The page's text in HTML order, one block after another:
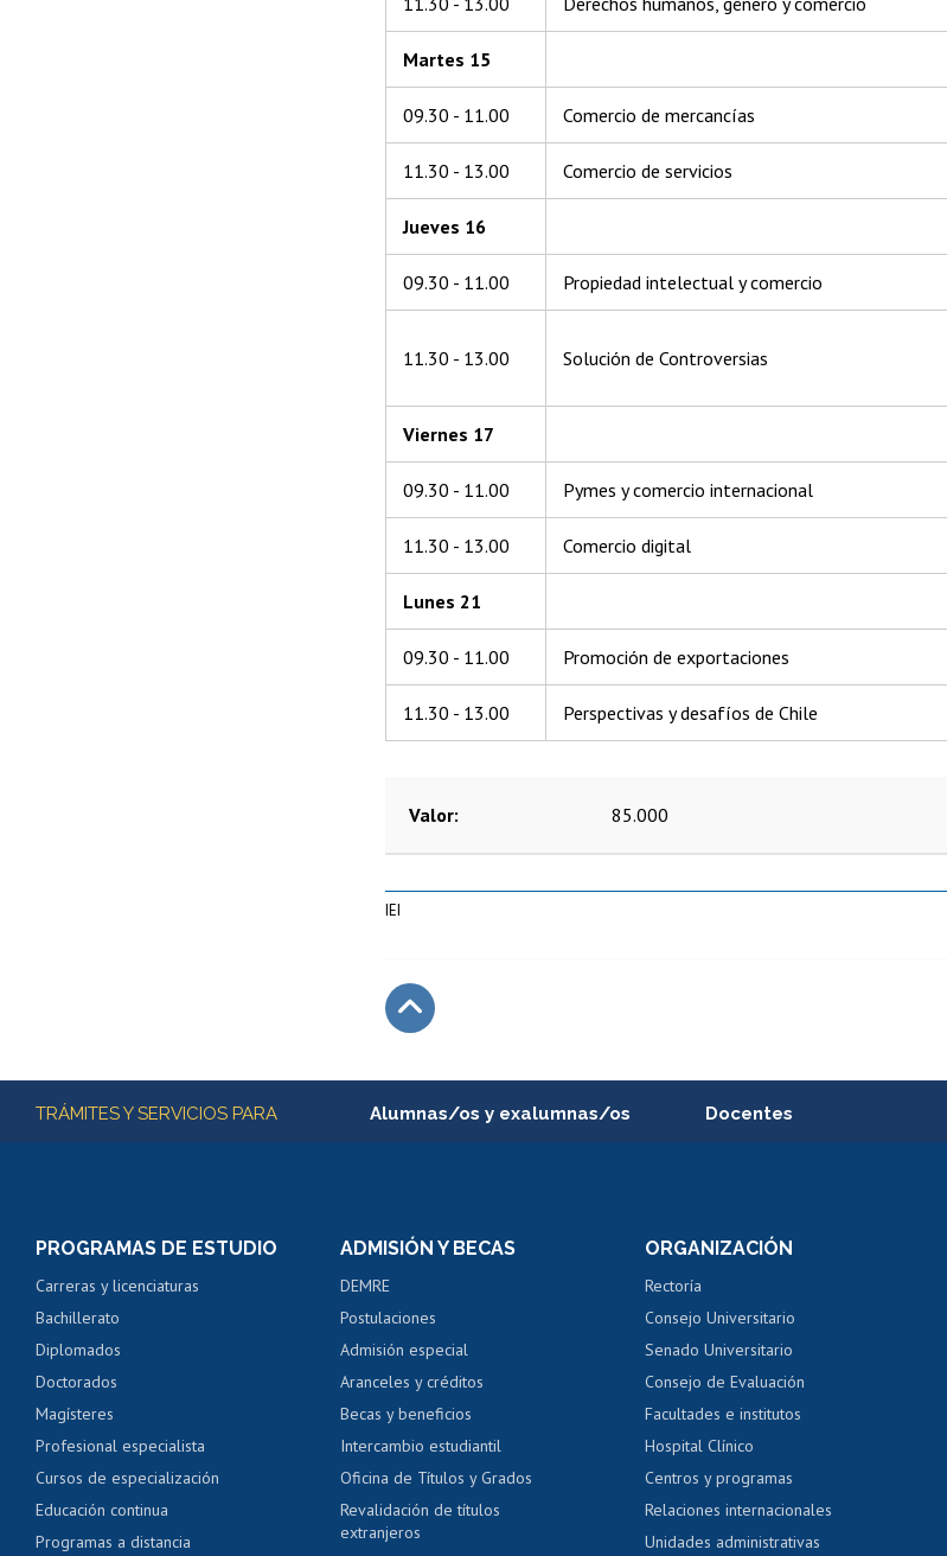
Martes 15
09.30 - 11.00 Comercio de mercancías
11.30 - 13.00 Comercio de servicios
Jueves 16
09.30 - 11.00 Propiedad intelectual y comercio
11.30 - 13.00 Solución de Controversias
Viernes 17
09.30 - 11.00 Pymes y comercio internacional
11.30 - 13.00 Comercio digital
Lunes 21
09.30 - 11.00 Promoción de exportaciones
11.30 - 13.00 Perspectivas y desafíos de Chile
Valor 85.000
IEI
Más información
TRÁMITES Y SERVICIOS PARA Alumnas/os y exalumnas/os
Consulta y certificado de notas
Servicio médico y dental
Pago de arancel y crédito alumnos
Pago de arancel y crédito exalumnos
Certificado de títulos y grados
Docentes
Perfeccionamiento
Evaluación docente
Calificación académica
Postulación al AUCAI
PROGRAMAS DE ESTUDIO
Carreras y licenciaturas
Bachillerato
Diplomados
Doctorados
Magísteres
Profesional especialista
Cursos de especialización
Educación continua
Programas a distancia
ADMISIÓN Y BECAS
DEMRE
Postulaciones
Admisión especial
Aranceles y créditos
Becas y beneficios
Intercambio estudiantil
Oficina de Títulos y Grados
Revalidación de títulos
extranjeros
ORGANIZACIÓN
Rectoría
Consejo Universitario
Senado Universitario
Consejo de Evaluación
Facultades e institutos
Hospital Clínico
Centros y programas
Relaciones internacionales
Unidades administrativas